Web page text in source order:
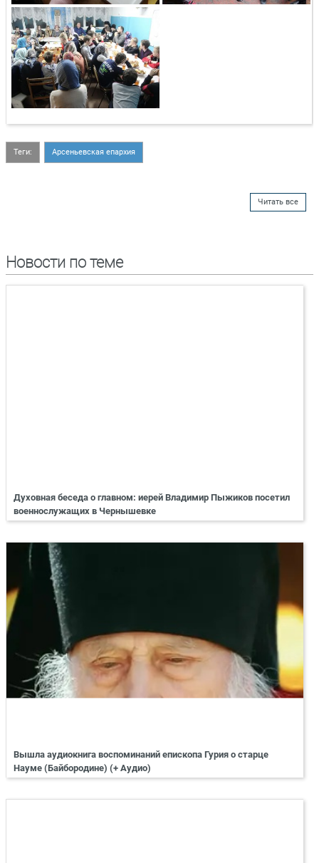
Теги: Арсеньевская епархия
Читать все
Новости по теме
Духовная беседа о главном: иерей Владимир Пыжиков посетил
военнослужащих в Чернышевке
Вышла аудиокнига воспоминаний епископа Гурия о старце
Науме (Байбородине) (+ Аудио)